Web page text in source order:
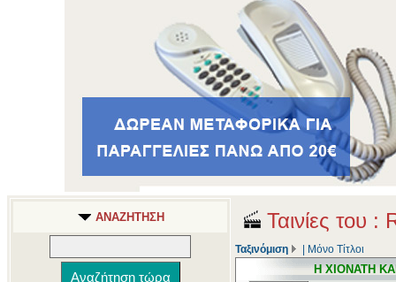
ΑΝΑΖΗΤΗΣΗ Ταινίες του
Ταξινόμιση Μόνο Τίτλοι
Η ΧΙΟΝΑΤΗ